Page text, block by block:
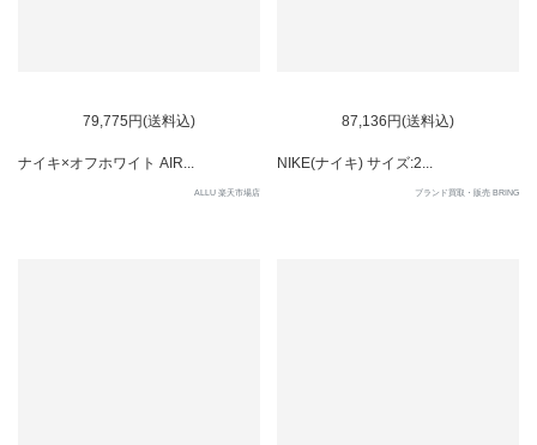
79,775円(送料込)
ナイキ×オフホワイト AIR...
ALLU 楽天市場店
87,136円(送料込)
NIKE(ナイキ) サイズ:2...
ブランド買取・販売 BRING